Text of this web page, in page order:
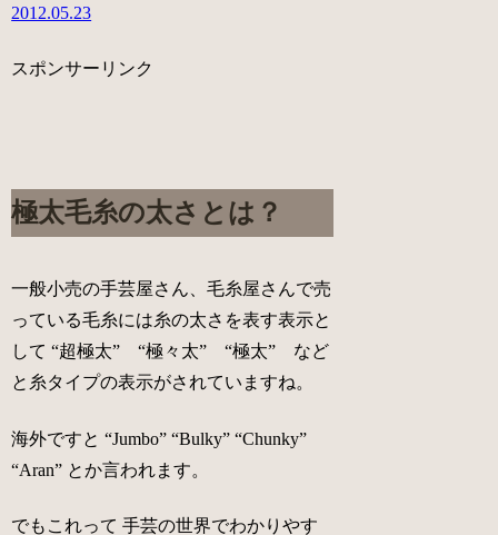
2012.05.23
スポンサーリンク
極太毛糸の太さとは？
一般小売の手芸屋さん、毛糸屋さんで売
っている毛糸には糸の太さを表す表示と
して “超極太” “極々太” “極太” など
と糸タイプの表示がされていますね。
海外ですと “Jumbo” “Bulky” “Chunky”
“Aran” とか言われます。
でもこれって 手芸の世界でわかりやす